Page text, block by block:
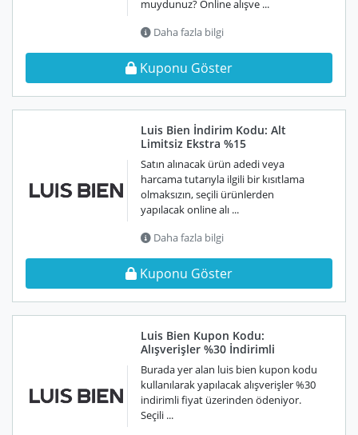
muydunuz? Online alışve ...
Daha fazla bilgi
Kuponu Göster
Luis Bien İndirim Kodu: Alt
Limitsiz Ekstra %15
Satın alınacak ürün adedi veya
harcama tutarıyla ilgili bir kısıtlama
olmaksızın, seçili ürünlerden
yapılacak online alı ...
Daha fazla bilgi
Kuponu Göster
Luis Bien Kupon Kodu:
Alışverişler %30 İndirimli
Burada yer alan luis bien kupon kodu
kullanılarak yapılacak alışverişler %30
indirimli fiyat üzerinden ödeniyor.
Seçili ...